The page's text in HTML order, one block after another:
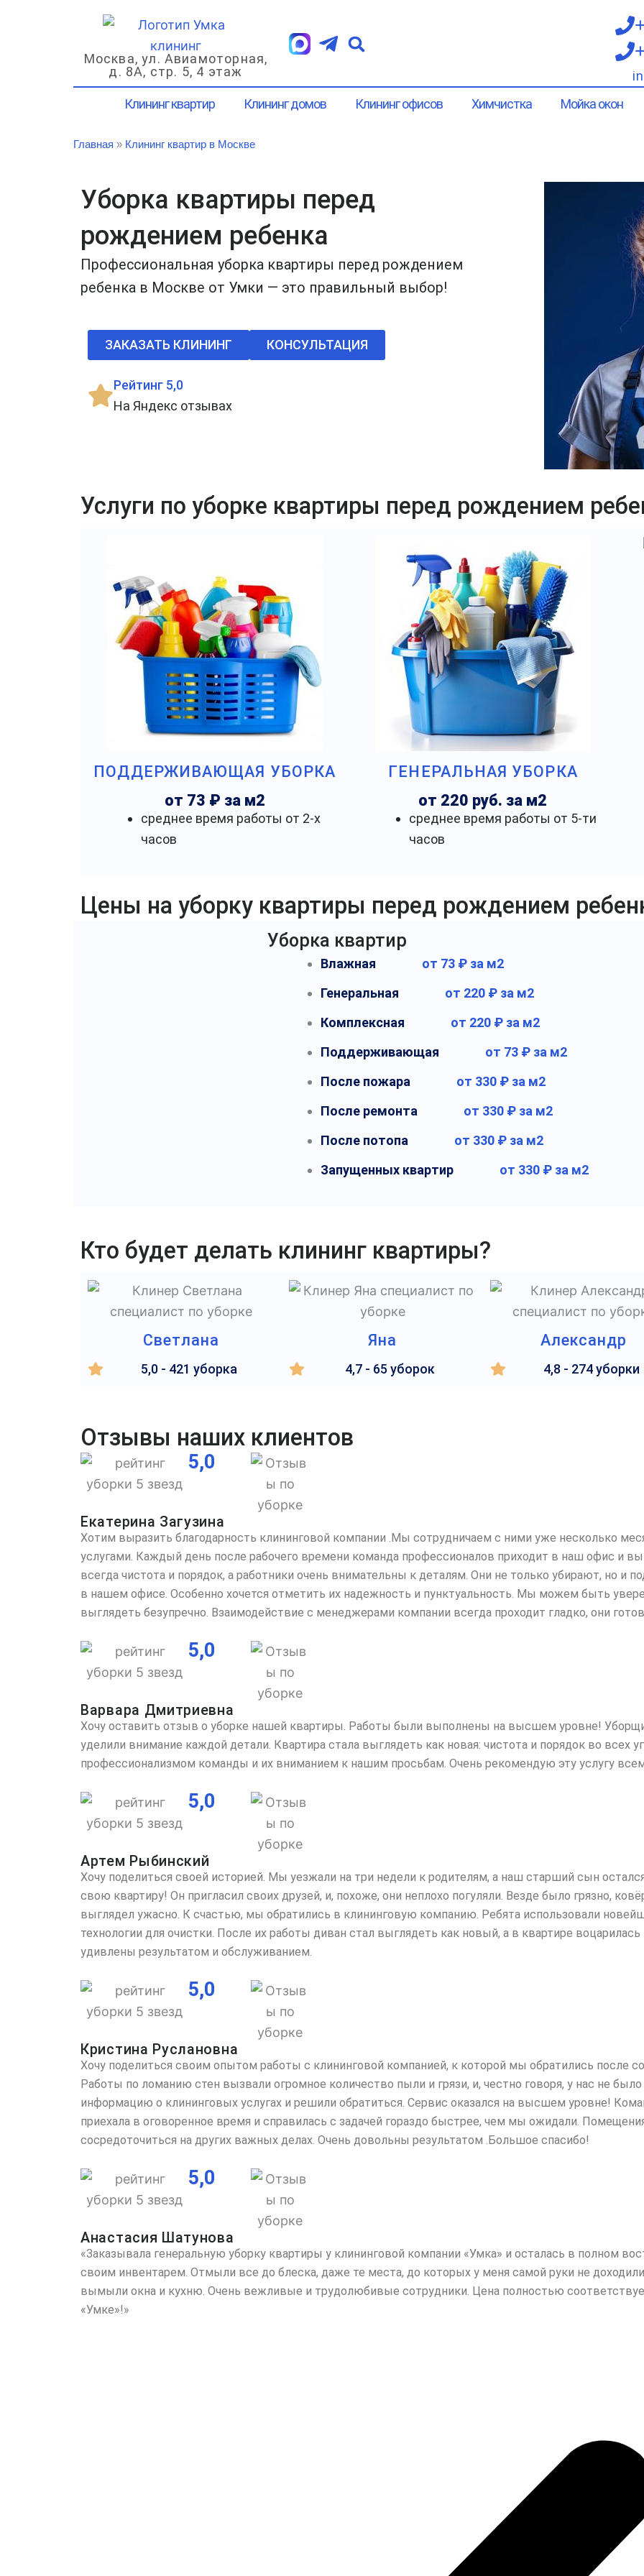
содержимомуМосква, ул. Авиамоторная,
д. 8А, стр. 5, 4 этаж
Клининг квартир
Клининг домов Клининг офисов Химчистка Мойка окон
Главная » Клининг квартир в Москве
Уборка квартиры перед
рождением ребенка
Профессиональная уборка квартиры перед рождением
ребенка в Москве от Умки — это правильный выбор!
ЗАКАЗАТЬ КЛИНИНГ КОНСУЛЬТАЦИЯ
Рейтинг 5,0
На Яндекс отзывах
Услуги по уборке квартиры перед рождением
ПОДДЕРЖИВАЮЩАЯ УБОРКА
от 73 ₽ за м2
среднее время работы от 2-х
часов
ГЕНЕРАЛЬНАЯ УБОРКА
от 220 руб. за м2
среднее время работы от 5-ти
часов
Цены на уборку квартиры перед рождением
Уборка квартир
Влажная
от 73 ₽ за м2
Генеральная
от 220 ₽ за м2
Комплексная
от 220 ₽ за м2
Поддерживающая
от 73 ₽ за м2
После пожара
от 330 ₽ за м2
После ремонта
от 330 ₽ за м2
После потопа
от 330 ₽ за м2
Запущенных квартир
от 330 ₽ за м2
Кто будет делать клининг квартиры?
Светлана
5,0 - 421 уборка
Яна
4,7 - 65 уборок
Александр
4,8 - 274 уборки
Отзывы наших клиентов
5,0
Екатерина Загузина
Хотим выразить благодарность клининговой компании .Мы сотрудничаем с ними уже несколько
услугами. Каждый день после рабочего времени команда профессионалов приходит в наш офис и
всегда чистота и порядок, а работники очень внимательны к деталям. Они не только убирают, но
в нашем офисе. Особенно хочется отметить их надежность и пунктуальность. Мы можем быть
выглядеть безупречно. Взаимодействие с менеджерами компании всегда проходит гладко, они
5,0
Варвара Дмитриевна
Хочу оставить отзыв о уборке нашей квартиры. Работы были выполнены на высшем уровне!
уделили внимание каждой детали. Квартира стала выглядеть как новая: чистота и порядок во всех
профессионализмом команды и их вниманием к нашим просьбам. Очень рекомендую эту услугу
5,0
Артем Рыбинский
Хочу поделиться своей историей. Мы уезжали на три недели к родителям, а наш старший сын
свою квартиру! Он пригласил своих друзей, и, похоже, они неплохо погуляли. Везде было грязно,
выглядел ужасно. К счастью, мы обратились в клининговую компанию. Ребята использовали
технологии для очистки. После их работы диван стал выглядеть как новый, а в квартире
удивлены результатом и обслуживанием.
5,0
Кристина Руслановна
Хочу поделиться своим опытом работы с клининговой компанией, к которой мы обратились после
Работы по ломанию стен вызвали огромное количество пыли и грязи, и, честно говоря, у нас не
информацию о клининговых услугах и решили обратиться. Сервис оказался на высшем уровне!
приехала в оговоренное время и справилась с задачей гораздо быстрее, чем мы ожидали.
сосредоточиться на других важных делах. Очень довольны результатом .Большое спасибо!
5,0
Анастасия Шатунова
«Заказывала генеральную уборку квартиры у клининговой компании «Умка» и осталась в полном
своим инвентарем. Отмыли все до блеска, даже те места, до которых у меня самой руки не
вымыли окна и кухню. Очень вежливые и трудолюбивые сотрудники. Цена полностью
«Умке»!»